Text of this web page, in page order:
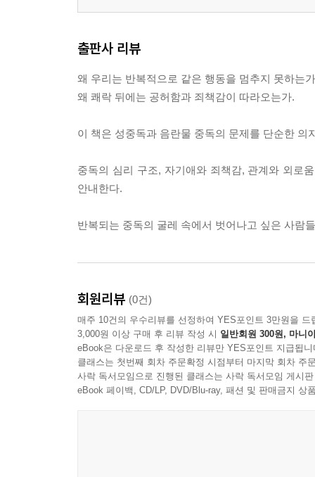
자기 사랑과 수용의 본질
타인의 행동을 왜곡하는 마음에 대하여
회개에 대한 오해
중독자와 내면의 미움
자기중심적 사고의 특징
자기 행동을 합리화
물레방아처럼 무의미한 반복
중독에서 벗어난 한 사람의 이야기
출판사 리뷰
왜 우리는 반복적으로 같은 행동을 멈추지 못하는
왜 쾌락 뒤에는 공허함과 죄책감이 따라오는가.
이 책은 성중독과 음란물 중독의 문제를 단순한
중독의 심리 구조, 자기애와 죄책감, 관계와 외로
안내한다.
반복되는 중독의 굴레 속에서 벗어나고 싶은 사람
회원리뷰 (0건)
매주 10건의 우수리뷰를 선정하여 YES포인트 3만원을 드
3,000원 이상 구매 후 리뷰 작성 시 일반회원 300원, 마니
eBook은 다운로드 후 작성한 리뷰만 YES포인트 지급됩니
클래스는 첫번째 회차 주문확정 시점부터 마지막 회차 주
사락 독서모임으로 진행된 클래스는 사락 독서모임 게시
eBook 페이백, CD/LP, DVD/Blu-ray, 패션 및 판매금지 상